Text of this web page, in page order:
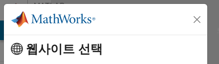
콘텐츠로 바로 가기
MATLAB
Answers
웹사이트 선택